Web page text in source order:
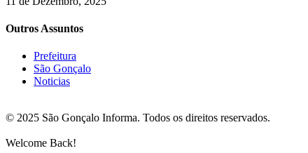
Outros Assuntos
Prefeitura
São Gonçalo
Noticias
© 2025 São Gonçalo Informa. Todos os direitos reservados.
Welcome Back!